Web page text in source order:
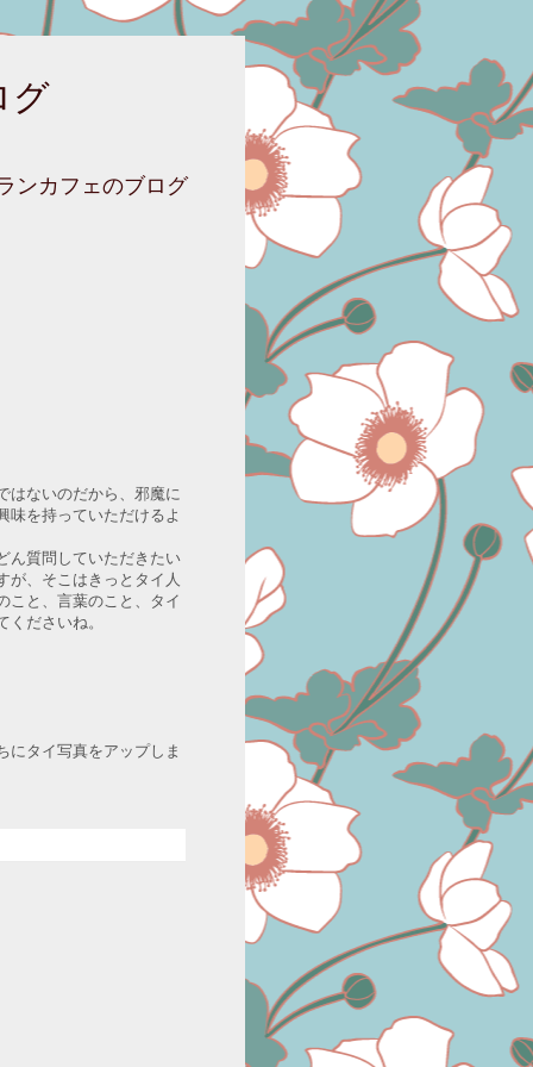
グ
ンカフェのブログ
はないのだから、邪魔に
味を持っていただけるよ
ん質問していただきたい
が、そこはきっとタイ人
こと、言葉のこと、タイ
ださいね。
タイ写真をアップしま